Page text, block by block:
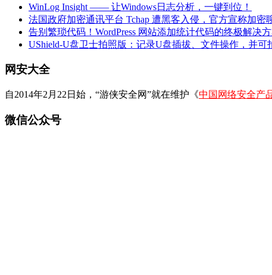
WinLog Insight —— 让Windows日志分析，一键到位！
法国政府加密通讯平台 Tchap 遭黑客入侵，官方宣称加密
告别繁琐代码！WordPress 网站添加统计代码的终极解决
UShield-U盘卫士拍照版：记录U盘插拔、文件操作，并可
网安大全
自2014年2月22日始，“游侠安全网”就在维护《中国网络安全产
微信公众号